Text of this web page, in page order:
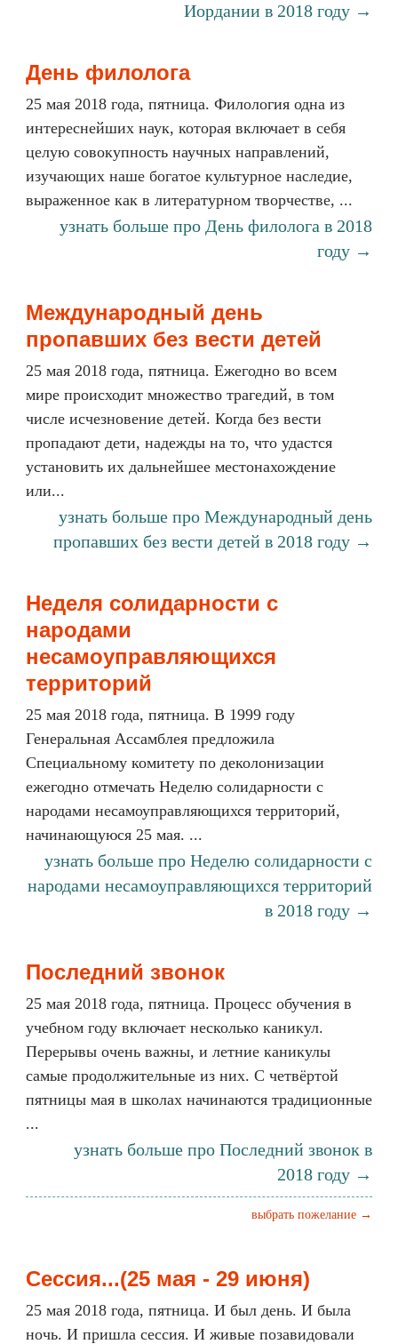
Иордании в 2018 году →
День филолога
25 мая 2018 года, пятница. Филология одна из
интереснейших наук, которая включает в себя
целую совокупность научных направлений,
изучающих наше богатое культурное наследие,
выраженное как в литературном творчестве, ...
узнать больше про День филолога в 2018
году →
Международный день
пропавших без вести детей
25 мая 2018 года, пятница. Ежегодно во всем
мире происходит множество трагедий, в том
числе исчезновение детей. Когда без вести
пропадают дети, надежды на то, что удастся
установить их дальнейшее местонахождение
или...
узнать больше про Международный день
пропавших без вести детей в 2018 году →
Неделя солидарности с
народами
несамоуправляющихся
территорий
25 мая 2018 года, пятница. В 1999 году
Генеральная Ассамблея предложила
Специальному комитету по деколонизации
ежегодно отмечать Неделю солидарности с
народами несамоуправляющихся территорий,
начинающуюся 25 мая. ...
узнать больше про Неделю солидарности с
народами несамоуправляющихся территорий
в 2018 году →
Последний звонок
25 мая 2018 года, пятница. Процесс обучения в
учебном году включает несколько каникул.
Перерывы очень важны, и летние каникулы
самые продолжительные из них. С четвёртой
пятницы мая в школах начинаются традиционные
...
узнать больше про Последний звонок в
2018 году →
выбрать пожелание →
Сессия...(25 мая - 29 июня)
25 мая 2018 года, пятница. И был день. И была
ночь. И пришла сессия. И живые позавидовали